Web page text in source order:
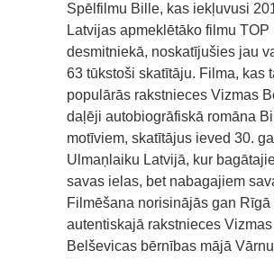
Spēlfilmu Bille, kas iekļuvusi
Latvijas apmeklētāko filmu TOP
desmitniekā, noskatījušies jau
63 tūkstoši skatītāju. Filma, kas
populārās rakstnieces Vizmas
daļēji autobiogrāfiskā romāna
motīviem, skatītājus ieved 30.
Ulmaņlaiku Latvijā, kur
savas ielas, bet nabagajiem
Filmēšana norisinājās gan Rīgā
autentiskajā rakstnieces Vizmas
Belševicas bērnības mājā